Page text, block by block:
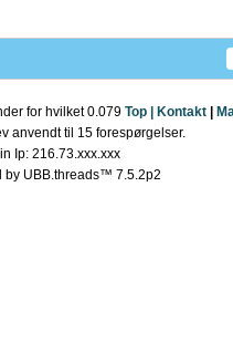
Top | Kontakt
for hvilket 0.079
anvendt til 15 forespørgelser.
Ip: 216.73.xxx.xxx
by UBB.threads™ 7.5.2p2